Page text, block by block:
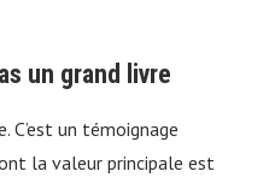
un grand livre
C’est un témoignage
la valeur principale est